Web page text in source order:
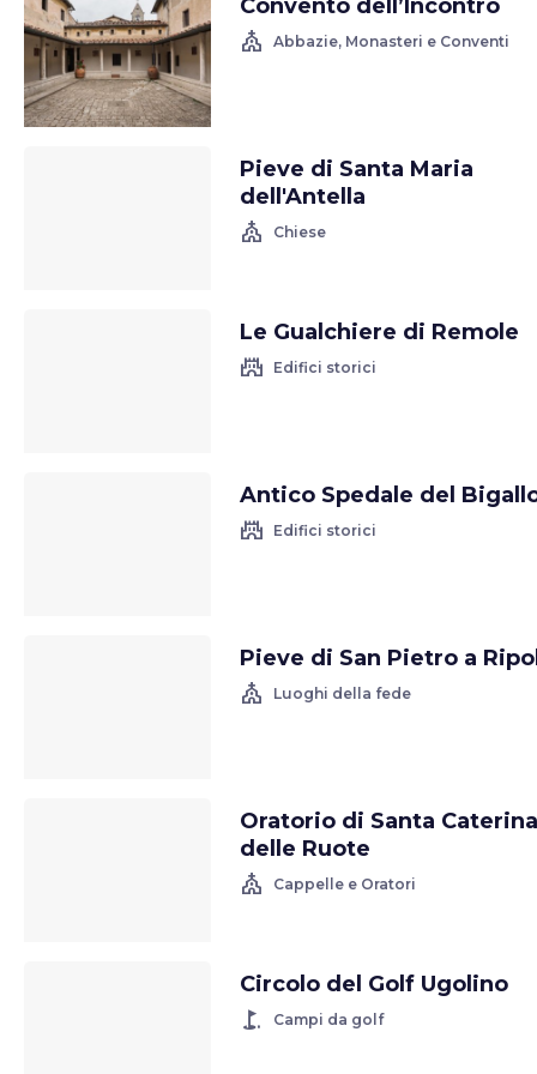
Convento dell’Incontro
church Abbazie, Monasteri e Conventi
Pieve di Santa Maria
dell'Antella
church Chiese
Le Gualchiere di Remole
castle Edifici storici
Antico Spedale del
castle Edifici storici
Pieve di San Pietro a
church Luoghi della fede
Oratorio di Santa Caterina
delle Ruote
church Cappelle e Oratori
Circolo del Golf Ugolino
golf_course Campi da golf